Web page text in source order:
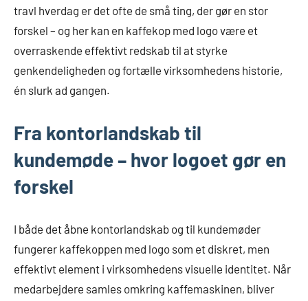
travl hverdag er det ofte de små ting, der gør en stor
forskel – og her kan en kaffekop med logo være et
overraskende effektivt redskab til at styrke
genkendeligheden og fortælle virksomhedens historie,
én slurk ad gangen.
Fra kontorlandskab til
kundemøde – hvor logoet gør en
forskel
I både det åbne kontorlandskab og til kundemøder
fungerer kaffekoppen med logo som et diskret, men
effektivt element i virksomhedens visuelle identitet. Når
medarbejdere samles omkring kaffemaskinen, bliver